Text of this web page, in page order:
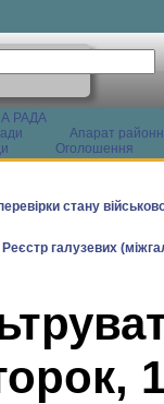
РАДА
Апарат
Оголошення
стану
Реєстр галузевих